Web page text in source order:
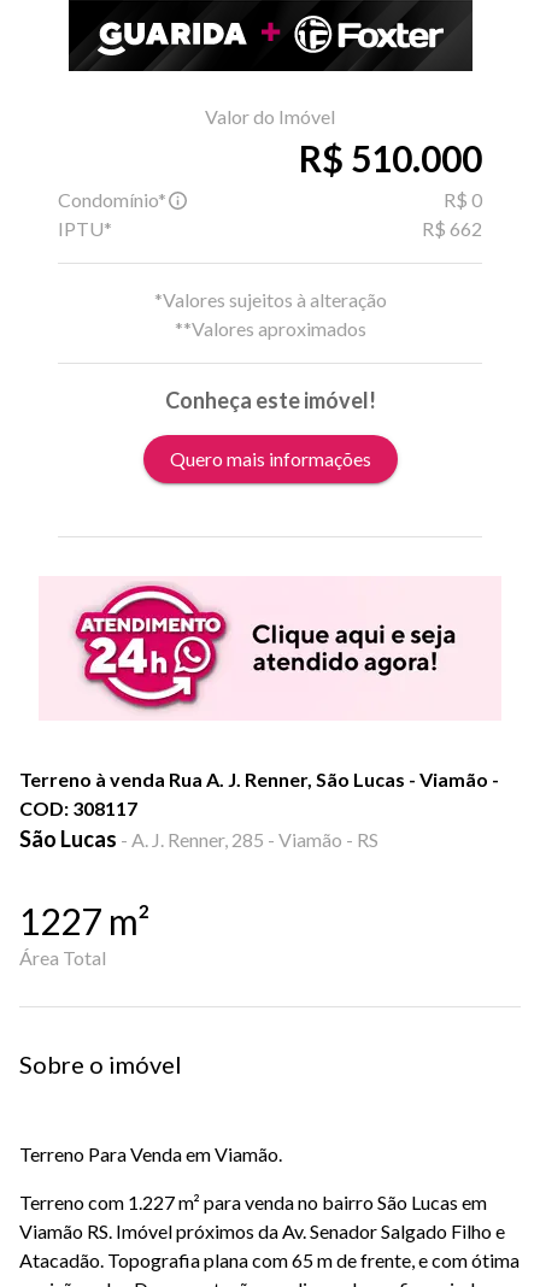
Valor do Imóvel
R$ 510.000
Condomínio*
R$ 0
IPTU*
R$ 662
*Valores sujeitos à alteração
**Valores aproximados
Conheça este imóvel!
Quero mais informações
Terreno à venda Rua A. J. Renner, São Lucas - Viamão -
COD: 308117
São Lucas - A. J. Renner, 285 - Viamão - RS
1227 m²
Área Total
Sobre o imóvel
Terreno Para Venda em Viamão.
Terreno com 1.227 m² para venda no bairro São Lucas em
Viamão RS. Imóvel próximos da Av. Senador Salgado Filho e
Atacadão. Topografia plana com 65 m de frente, e com ótima